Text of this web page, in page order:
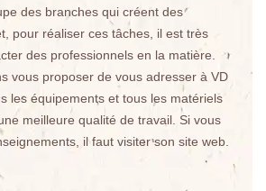
des branches qui créent des
pour réaliser ces tâches, il est très
des professionnels en la matière.
vous proposer de vous adresser à VD
les équipements et tous les matériels
meilleure qualité de travail. Si vous
il faut visiter son site web.